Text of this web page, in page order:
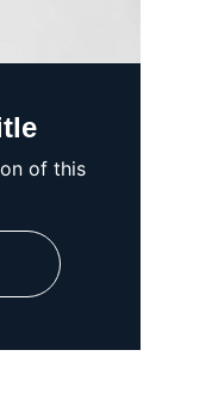
of this